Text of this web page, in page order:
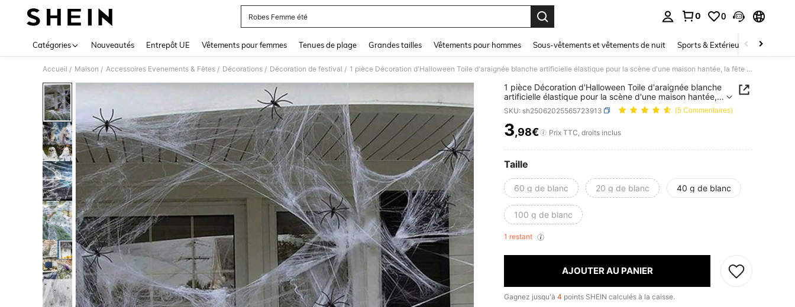
Robes Femme été
0 0
Catégories Nouveautés Entrepôt UE Vêtements pour femmes Tenues de plage Grandes tailles Vêtements pour hommes Sous-vêtements et vêtements de nuit Sports & Extérieur Enfants
Accueil / Maison / Accessoires Evenements & Fêtes / Décorations / Décoration de festival / 1 pièce Décoration d'Halloween Toile d'araignée blanche artificielle élastique pour la scène d'une maison hantée, la fête d'Halloween à la maison et la décoration
1 pièce Décoration d'Halloween Toile d'araignée blanche
artificielle élastique pour la scène d'une maison hantée,
la fête d'Halloween à la maison et la décoration
SKU: sh25062025565723913 (5 Commentaires)
PRICE AND AVAILABILITY
3,98€ Prix TTC, droits inclus
Taille
60 g de blanc 20 g de blanc 40 g de blanc
100 g de blanc
1 restant
AJOUTER AU PANIER
Gagnez jusqu'à 4 points SHEIN calculés à la caisse.